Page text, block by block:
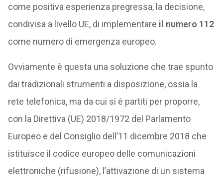
come positiva esperienza pregressa, la decisione,
condivisa a livello UE, di implementare il numero 112
come numero di emergenza europeo.
Ovviamente è questa una soluzione che trae spunto
dai tradizionali strumenti a disposizione, ossia la
rete telefonica, ma da cui si è partiti per proporre,
con la Direttiva (UE) 2018/1972 del Parlamento
Europeo e del Consiglio dell’11 dicembre 2018 che
istituisce il codice europeo delle comunicazioni
elettroniche (rifusione), l’attivazione di un sistema